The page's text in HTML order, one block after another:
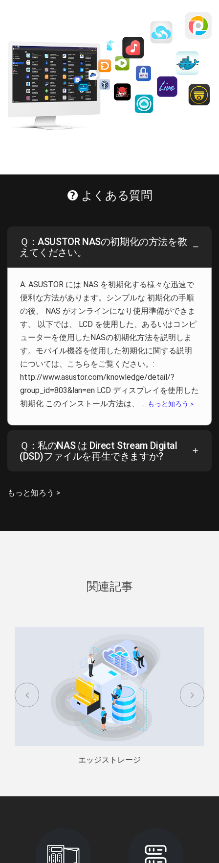
よくある質問
Ｑ：ASUSTOR NASの初期化の方法を教
えてください。
A: ASUSTOR には NAS を初期化する様々な迅速で
便利な方法があります。シンプルな 初期化の手順
の後、 NAS がオンラインになり使用準備ができま
す。 以下では、 LCD を使用した、あるいはコンピ
ューターを使用したNASの初期化方法を説明しま
す。モバイル機器を使用した初期化に関する説明
については、こちらをご覧ください。:
http://www.asustor.com/knowledge/detail/?
group_id=803&lan=en LCD ディスプレイを使用した
初期化 このインストール方法は、 ... もっと知ろう >
Ｑ：私のNAS は Direct Stream Digital
(DSD)ファイルを再生できますか?
もっと知ろう >
関連記事
エッジストレージ